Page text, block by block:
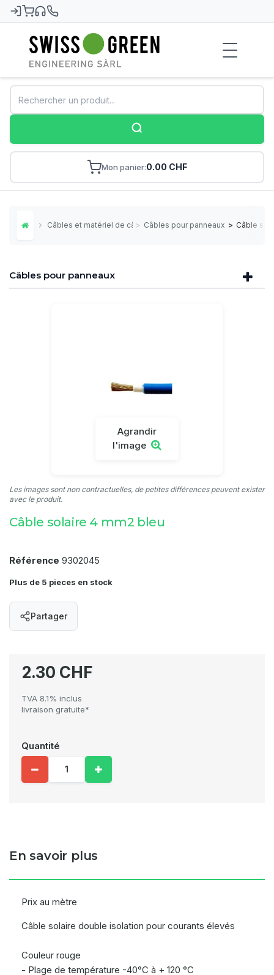
Swiss-Green
Mon panier 0.00 CHF
Home Câbles et matériel de câblage
> Câbles pour panneaux > Câble
Câbles pour panneaux
Agrandir
l'image
Les images sont non contractuelles, de petites différences peuvent exister
avec le produit.
Câble solaire 4 mm2 bleu
Référence 9302045
Plus de 5 pieces en stock
Partager
2.30 CHF
TVA 8.1% inclus
livraison gratuite*
Quantité
En savoir plus
Prix au mètre
Câble solaire double isolation pour courants élevés
Couleur rouge
- Plage de température -40°C à + 120 °C